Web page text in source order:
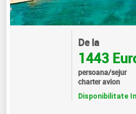
De la
1443
persoana/sejur
charter avion
Disponibilitate